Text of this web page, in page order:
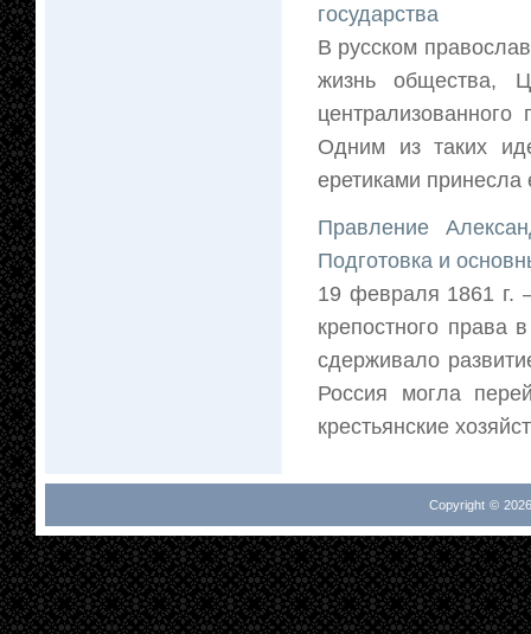
государства
В русском
жизнь общества,
Одним из таких
еретиками
Правление
Подготовка и
19 февраля 1861 г.
крепостного права
сдерживало
Россия могла
крестьянские
Copyright ©